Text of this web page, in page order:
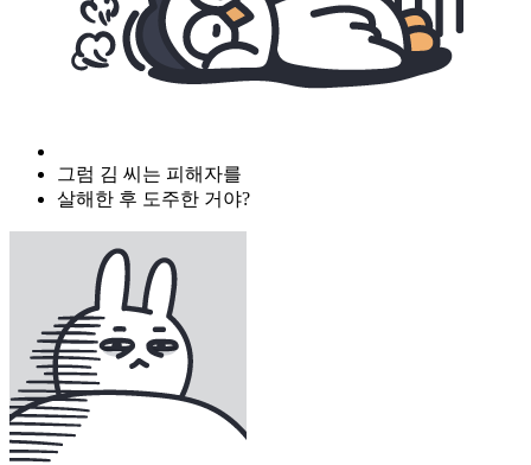
그럼 김 씨는 피해자를
살해한 후 도주한 거야?